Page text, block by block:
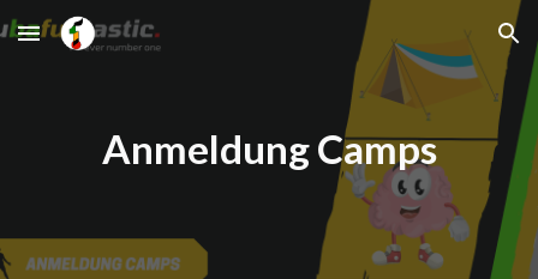
Skip to main content Skip to navigation
Anmeldung Camps